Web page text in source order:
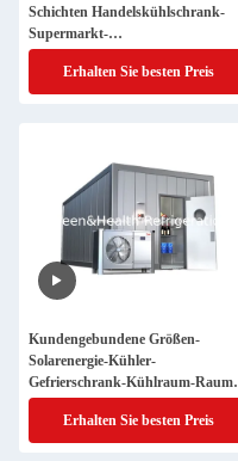
Schichten Handelskühlschrank-
Supermarkt-
Getränkekühlvorrichtungs-
Erhalten Sie besten Preis
Kundengebundene Größen-
Solarenergie-Kühler-
Gefrierschrank-Kühlraum-Raum-
Energieeinsparung
Erhalten Sie besten Preis